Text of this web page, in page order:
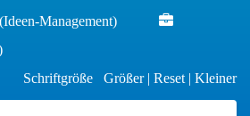
Management)
Schriftgröße Größer| Reset | Kleiner